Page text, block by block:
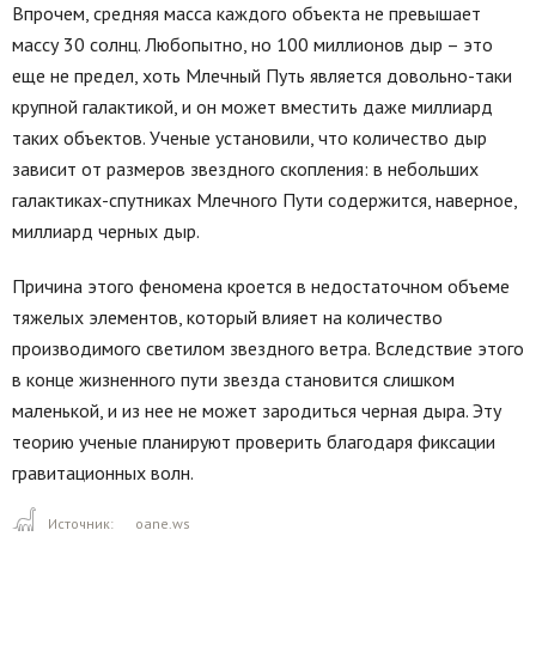
Впрочем, средняя масса каждого объекта не превышает
массу 30 солнц. Любопытно, но 100 миллионов дыр – это
еще не предел, хоть Млечный Путь является довольно-таки
крупной галактикой, и он может вместить даже миллиард
таких объектов. Ученые установили, что количество дыр
зависит от размеров звездного скопления: в небольших
галактиках-спутниках Млечного Пути содержится, наверное,
миллиард черных дыр.
Причина этого феномена кроется в недостаточном объеме
тяжелых элементов, который влияет на количество
производимого светилом звездного ветра. Вследствие этого
в конце жизненного пути звезда становится слишком
маленькой, и из нее не может зародиться черная дыра. Эту
теорию ученые планируют проверить благодаря фиксации
гравитационных волн.
Источник: oane.ws